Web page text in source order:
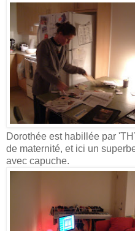
Dorothée est habillée par
de maternité, et ici un
avec capuche.